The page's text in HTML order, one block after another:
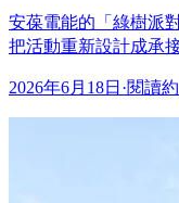
安葆電能的「綠樹派
把活動重新設計成承
2026年6月18日 ·閱讀